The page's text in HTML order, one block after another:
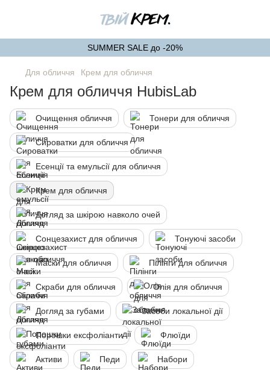
SUMMER SALE до -20%
Для обличчя Крем для обличчя
Крем для обличчя HubisLab
Очищення обличчя Тонери для обличчя
Сироватки для обличчя
Есенції та емульсії для обличчя
Крем для обличчя
Догляд за шкірою навколо очей
Сонцезахист для обличчя Тонуючі засоби
Маски для обличчя Пілінги для обличчя
Скраби для обличчя Олія для обличчя
Догляд за губами Засоби локальної дії
Порошки ексфоліанти Флюїди
Активи Педи Набори